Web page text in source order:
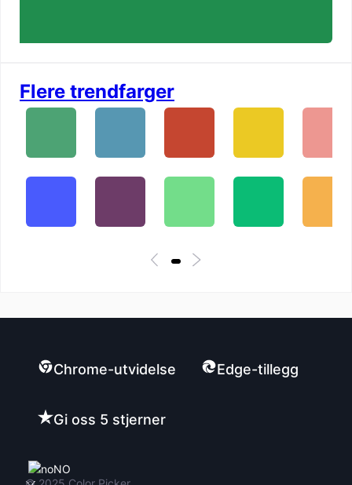
Flere trendfarger
Chrome-utvidelse Edge-tillegg
Gi oss 5 stjerner
NO